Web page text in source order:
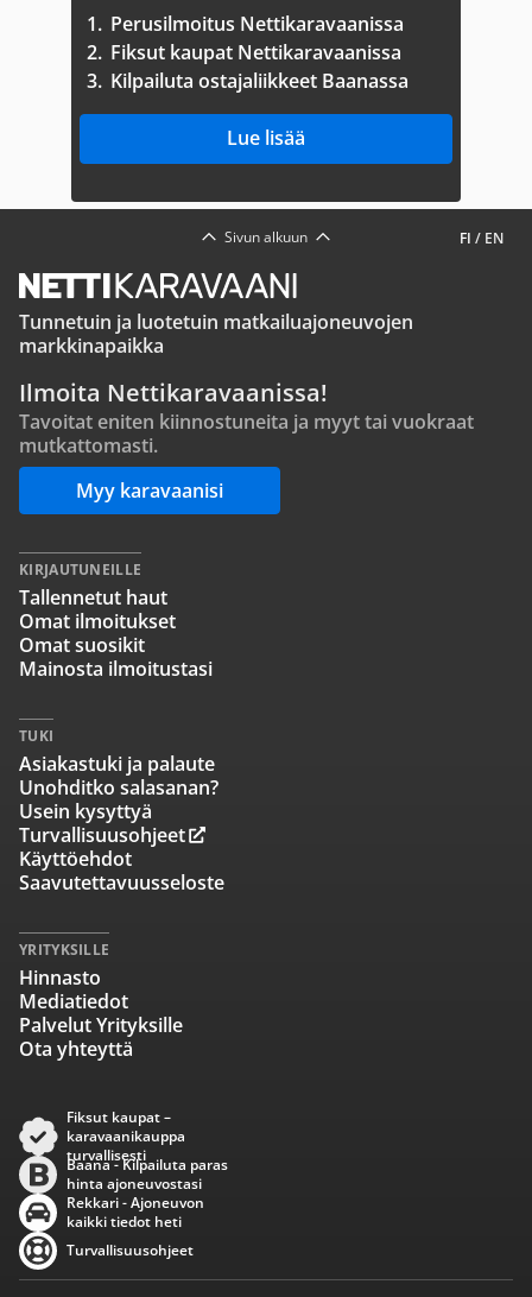
1. Perusilmoitus Nettikaravaanissa
2. Fiksut kaupat Nettikaravaanissa
3. Kilpailuta ostajaliikkeet Baanassa
Lue lisää
FI / EN
Sivun alkuun
Tunnetuin ja luotetuin matkailuajoneuvojen
markkinapaikka
Ilmoita Nettikaravaanissa!
Tavoitat eniten kiinnostuneita ja myyt tai vuokraat
mutkattomasti.
Myy karavaanisi
KIRJAUTUNEILLE
Tallennetut haut
Omat ilmoitukset
Omat suosikit
Mainosta ilmoitustasi
TUKI
Asiakastuki ja palaute
Unohditko salasanan?
Usein kysyttyä
Turvallisuusohjeet
Käyttöehdot
Saavutettavuusseloste
YRITYKSILLE
Hinnasto
Mediatiedot
Palvelut Yrityksille
Ota yhteyttä
Fiksut kaupat –
karavaanikauppa
turvallisesti
Baana - Kilpailuta paras
hinta ajoneuvostasi
Rekkari - Ajoneuvon
kaikki tiedot heti
Turvallisuusohjeet